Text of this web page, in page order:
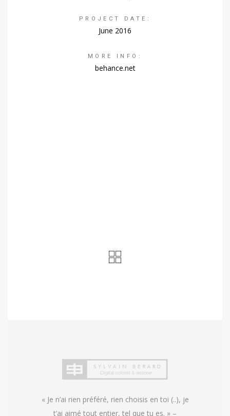
PROJECT DATE:
June 2016
MORE INFO:
behance.net
« Je n’ai rien préféré, rien choisis en toi (..), je
t’ai aimé tout entier, tel que tu es. » –